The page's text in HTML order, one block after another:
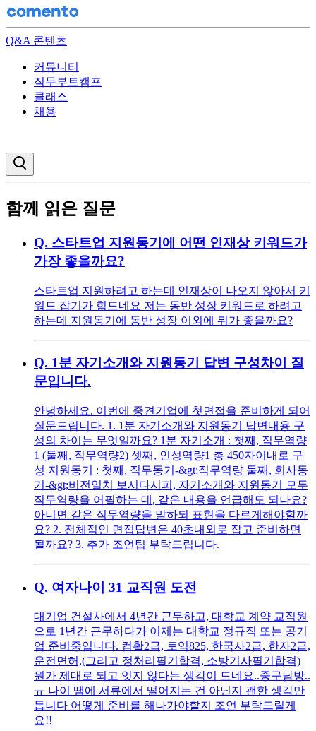
Q&A 콘텐츠
커뮤니티
직무부트캠프
클래스
채용
함께 읽은 질문
Q. 스타트업 지원동기에 어떤 인재상 키워드가
가장 좋을까요?
스타트업 지원하려고 하는데 인재상이 나오지 않아서 키
워드 잡기가 힘드네요 저는 동반 성장 키워드로 하려고
하는데 지원동기에 동반 성장 이외에 뭐가 좋을까요?
Q. 1분 자기소개와 지원동기 답변 구성차이 질
문입니다.
안녕하세요. 이번에 중견기업에 첫면접을 준비하게 되어
질문드립니다. 1. 1분 자기소개와 지원동기 답변내용 구
성의 차이는 무엇일까요? 1분 자기소개 : 첫째, 직무역량
1 (둘째, 직무역량2) 셋째, 인성역량1 총 450자이내로 구
성 지원동기 : 첫째, 직무동기-&gt;직무역량 둘째, 회사동
기-&gt;비전일치 보시다시피, 자기소개와 지원동기 모두
직무역량을 어필하는 데, 같은 내용을 언급해도 되나요?
아니면 같은 직무역량을 말하되 표현을 다르게해야할까
요? 2. 전체적인 면접답변은 40초내외로 잡고 준비하면
될까요? 3. 추가 조언팁 부탁드립니다.
Q. 여자나이 31 교직원 도전
대기업 건설사에서 4년간 근무하고, 대학교 계약 교직원
으로 1년간 근무하다가 이제는 대학교 정규직 또는 공기
업 준비중입니다. 컴활2급, 토익825, 한국사2급, 한자2급,
운전면허,(그리고 정처리필기합격, 소방기사필기합격)
뭔가 제대로 되고 잇지 않다는 생각이 드네요..중구남방..
ㅠ 나이 땜에 서류에서 떨어지는 건 아닌지 괜한 생각만
듭니다 어떻게 준비를 해나가야할지 조언 부탁드릴게
요!!